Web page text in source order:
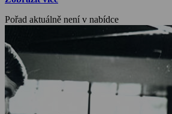
Pořad aktuálně není v nabídce